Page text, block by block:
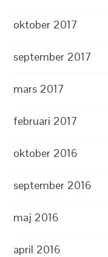
oktober 2017
september 2017
mars 2017
februari 2017
oktober 2016
september 2016
maj 2016
april 2016